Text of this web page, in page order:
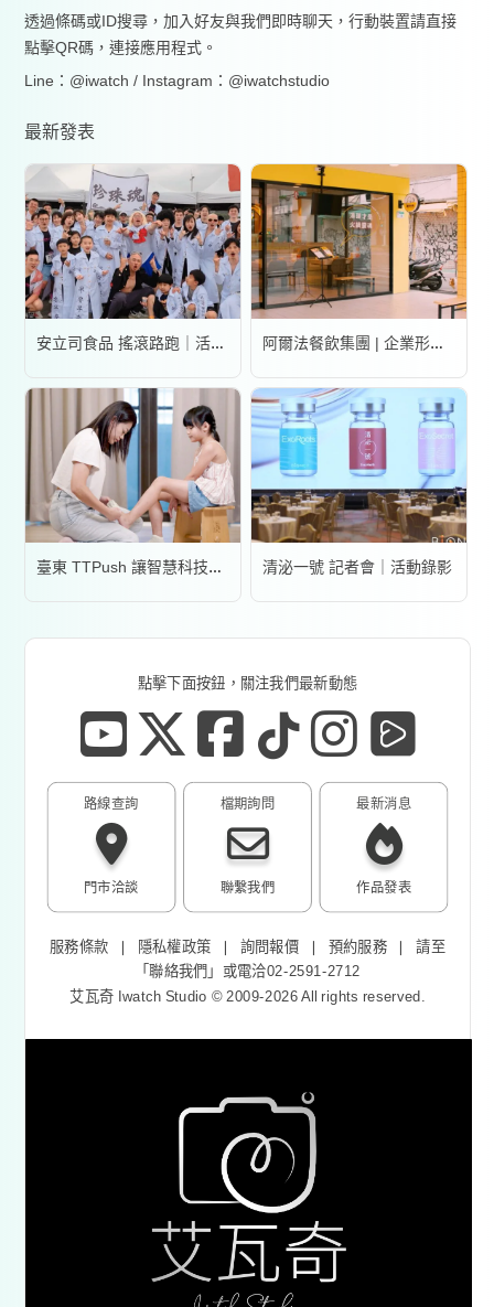
透過條碼或ID搜尋，加入好友與我們即時聊天，行動裝置請直接
點擊QR碼，連接應用程式。
Line：@iwatch / Instagram：@iwatchstudio
最新發表
安立司食品 搖滾路跑｜活動錄影 阿爾法餐飲集團 | 企業形象宣傳片
臺東 TTPush 讓智慧科技更有溫度 | 形象影片 清泌一號 記者會｜活動錄影
點擊下面按鈕，關注我們最新動態
路線查詢
門市洽談
最新消息
作品發表
檔期詢問
聯繫我們
服務條款 ❘ 隱私權政策 ❘詢問報價 ❘預約服務 ❘請至
「聯絡我們 」或電洽02-2591-2712
艾瓦奇 Iwatch Studio © 2009-2026 All rights reserved.